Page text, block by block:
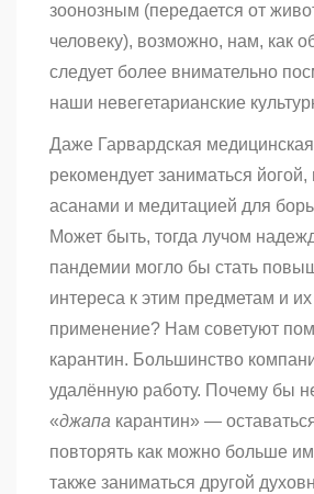
зоонозным (передается от
человеку), возможно, нам, как
следует более внимательно
наши невегетарианские
Даже Гарвардская
рекомендует заниматься
асанами и медитацией для
Может быть, тогда лучом
пандемии могло бы стать
интереса к этим предметам и их
применение? Нам советуют
карантин. Большинство
удалённую работу. Почему бы
«джапа карантин» —
повторять как можно больше
также заниматься другой